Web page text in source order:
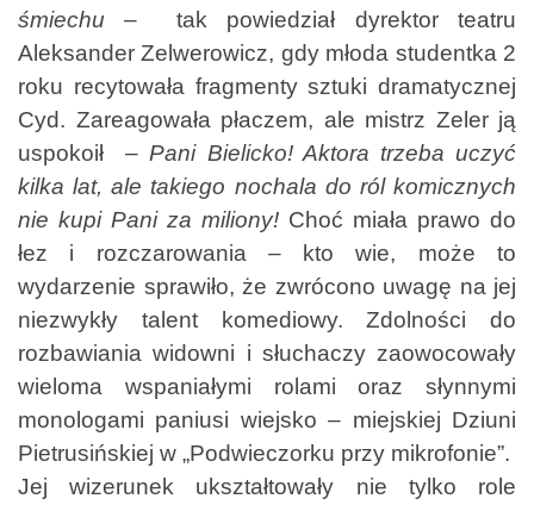
śmiechu – tak powiedział dyrektor teatru
Aleksander Zelwerowicz, gdy młoda studentka 2
roku recytowała fragmenty sztuki dramatycznej
Cyd. Zareagowała płaczem, ale mistrz Zeler ją
uspokoił –Pani Bielicko! Aktora trzeba uczyć
kilka lat, ale takiego nochala do ról komicznych
nie kupi Pani za miliony! Choć miała prawo do
łez i rozczarowania – kto wie, może to
wydarzenie sprawiło, że zwrócono uwagę na jej
niezwykły talent komediowy. Zdolności do
rozbawiania widowni i słuchaczy zaowocowały
wieloma wspaniałymi rolami oraz słynnymi
monologami paniusi wiejsko – miejskiej Dziuni
Pietrusińskiej w „Podwieczorku przy mikrofonie”.
Jej wizerunek ukształtowały nie tylko role